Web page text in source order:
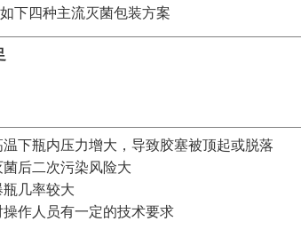
下四种主流灭菌包装方案
温下瓶内压力增大，导致胶塞被顶起或脱落
后二次污染风险大
几率较大
作人员有一定的技术要求